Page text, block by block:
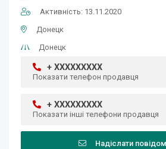
Активність: 13.11.2020
Донецк
Донецк
+ XXXXXXXXX
Показати телефон продавця
+ XXXXXXXXX
Показати інші телефони продавця
Надіслати